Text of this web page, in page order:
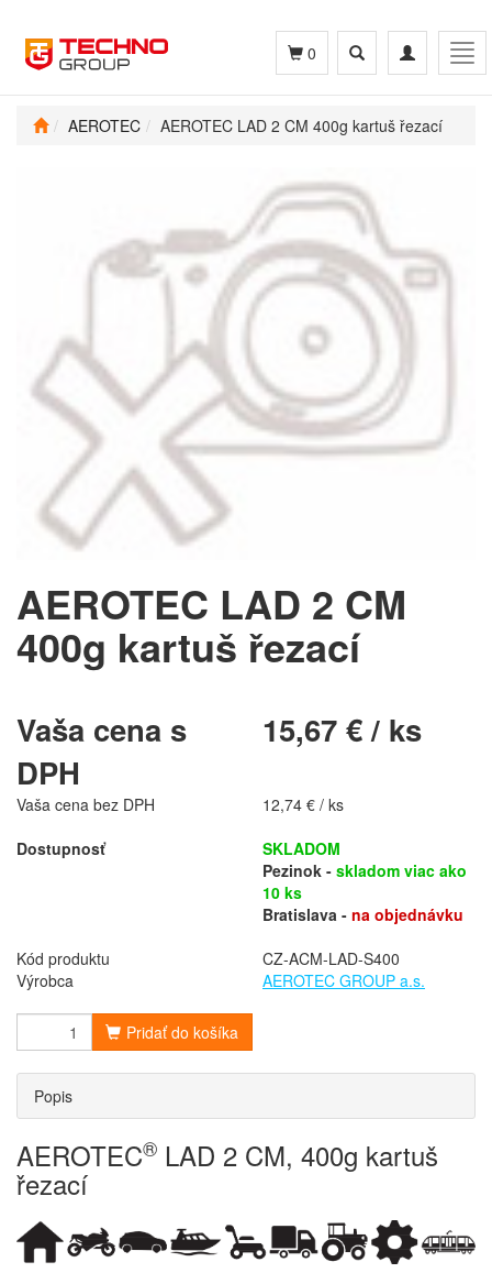
Toggle
navigation
Toggle
search
0
AEROTEC AEROTEC LAD 2 CM 400g kartuš řezací
AEROTEC LAD 2 CM
400g kartuš řezací
Vaša cena s
DPH
15,67 € / ks
Vaša cena bez DPH
12,74 € / ks
Dostupnosť
SKLADOM
Pezinok - skladom viac ako
10 ks
Bratislava - na objednávku
Kód produktu
CZ-ACM-LAD-S400
Výrobca
AEROTEC GROUP a.s.
Pridať do košíka
Popis
AEROTEC® LAD 2 CM, 400g kartuš
řezací